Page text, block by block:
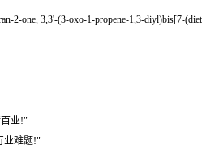
2-one, 3,3'-(3-oxo-1-propene-1,3-diyl)bis[7-
业!"
业难题!"